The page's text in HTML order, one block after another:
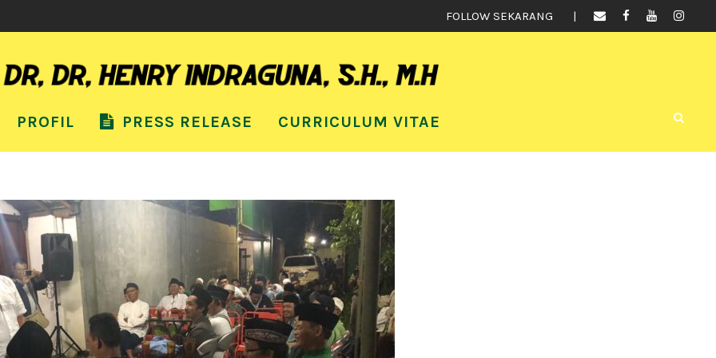
FOLLOW SEKARANG
PROFIL PRESS RELEASE CURRICULUM VITAE